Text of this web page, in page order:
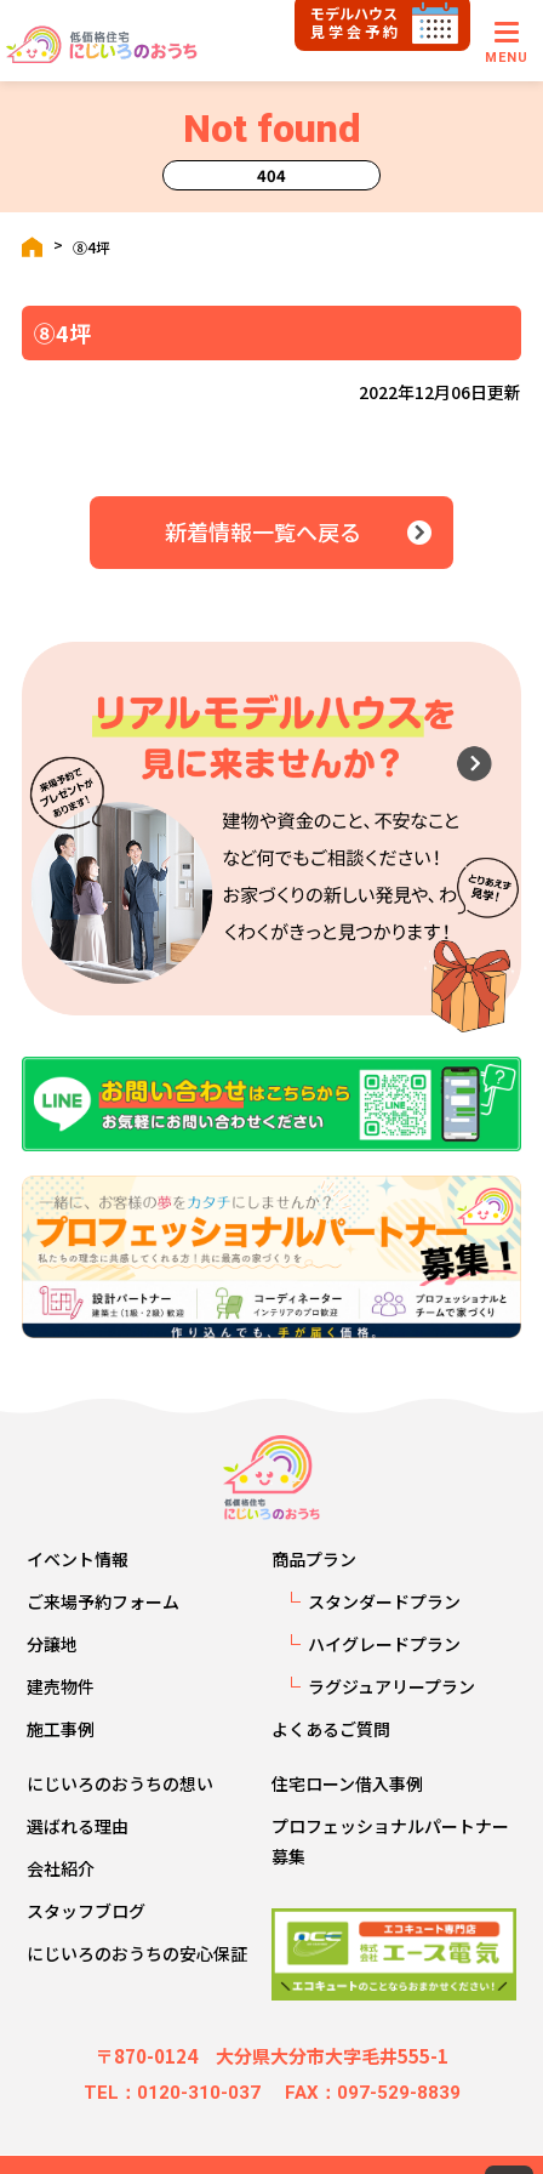
モデルハウス
見学会予約
MENU
404
Not found
⑧4坪
⑧4坪
2022年12月06日更新
新着情報一覧へ戻る
イベント情報
ご来場予約フォーム
分譲地
建売物件
施工事例
商品プラン
スタンダードプラン
ハイグレードプラン
ラグジュアリープラン
よくあるご質問
にじいろのおうちの想い
選ばれる理由
会社紹介
スタッフブログ
にじいろのおうちの安心保証
住宅ローン借入事例
プロフェッショナルパートナー
募集
〒870-0124 大分県大分市大字毛井555-1
TEL：0120-310-037 FAX：097-529-8839